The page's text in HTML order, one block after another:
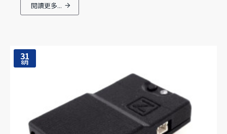
閱讀更多...
31
8月